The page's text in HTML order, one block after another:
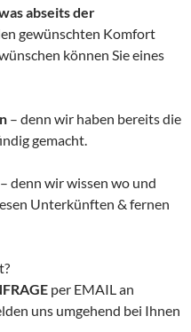
abseits der
gewünschten Komfort
können Sie eines
– denn wir haben bereits die
gemacht.
– denn wir wissen wo und
Unterkünften & fernen
per EMAIL an
uns umgehend bei Ihnen